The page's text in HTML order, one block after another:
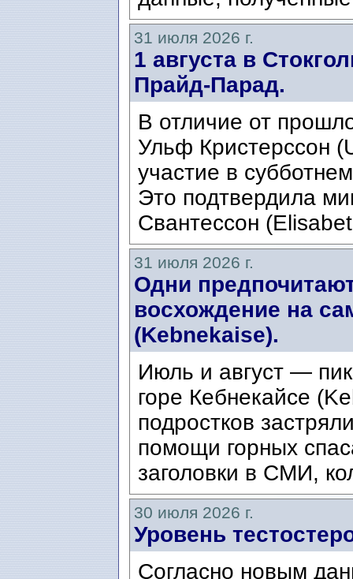
31 июля 2026 г.
1 августа в
Прайд-Парад.
В отличие от
Ульф Кристерссон
участие в
Это подтвердила
Свантессон
31 июля 2026 г.
Одни
восхождение на
(Kebnekaise).
Июль и август — пик
горе Кебнекайсе
подростков
помощи горных
заголовки в СМИ,
30 июля 2026 г.
Уровень
Согласно новым